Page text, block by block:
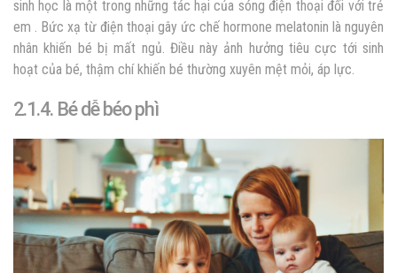
sinh học là một trong những tác hại của sóng điện thoại đối với trẻ
em . Bức xạ từ điện thoại gây ức chế hormone melatonin là nguyên
nhân khiến bé bị mất ngủ. Điều này ảnh hưởng tiêu cực tới sinh
hoạt của bé, thậm chí khiến bé thường xuyên mệt mỏi, áp lực.
2.1.4. Bé dễ béo phì